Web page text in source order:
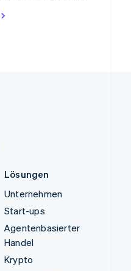
Lösungen
Unternehmen
Start-ups
Agentenbasierter
Handel
Krypto